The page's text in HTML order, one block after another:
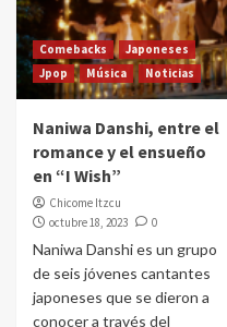
Comebacks
Japoneses
Jpop
Música Noticias
Naniwa Danshi, entre el
romance y el ensueño
en “I Wish”
Chicome Itzcu
octubre 18, 2023
0
Naniwa Danshi es un grupo
de seis jóvenes cantantes
japoneses que se dieron a
conocer a través del